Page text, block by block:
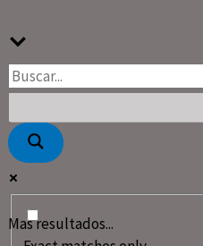
Mas resultados...